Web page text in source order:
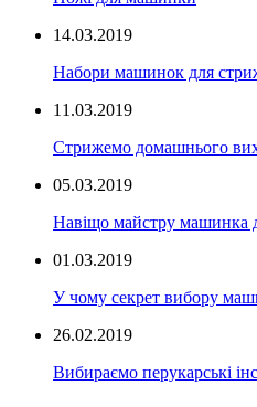
14.03.2019
Набори машинок для
11.03.2019
Стрижемо домашнього
05.03.2019
Навіщо майстру машинка
01.03.2019
У чому секрет вибору
26.02.2019
Вибираємо перукарські